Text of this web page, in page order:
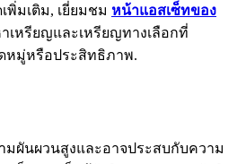
6.5% APR
| Daily Rewards
พิ่มเติม, เยี่ยมชม หน้าแอสเซ็ทของ
เหรียญและเหรียญทางเลือกที่
หมู่หรือประสิทธิภาพ.
มผันผวนสูงและอาจประสบกับความ